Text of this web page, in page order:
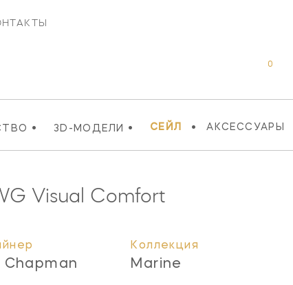
• 3D-МОДЕЛИ • СЕЙЛ • АКСЕССУАРЫ
0
Visual Comfort
Chapman
Коллекция
Marine